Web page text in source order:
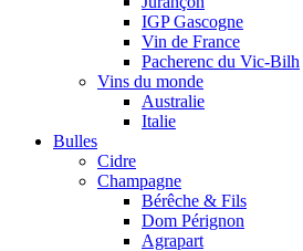
IGP Gascogne
Vin de France
Pacherenc du Vic-Bilh
Vins du monde
Australie
Italie
Bulles
Cidre
Champagne
Bérêche & Fils
Dom Pérignon
Agrapart